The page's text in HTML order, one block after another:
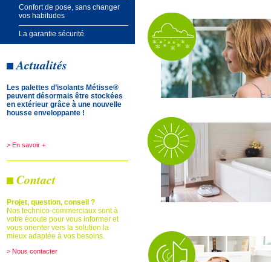
Confort de pose, sans changer
vos habitudes
La garantie sécurité
Actualités
Les palettes d’isolants Métisse®
peuvent désormais être stockées
en extérieur grâce à une nouvelle
housse enveloppante !
> En savoir +
Contact
Projet, question, conseil ?
Nos technico-commerciaux sont à
votre écoute pour vous informer et
vous orienter vers la solution la
mieux adaptée à vos besoins.
> Nous contacter